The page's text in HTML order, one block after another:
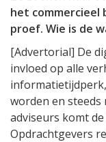
het commercieel
proef. Wie is de
[Advertorial] De
invloed op alle
worden en steeds
adviseurs komt
Opdrachtgevers